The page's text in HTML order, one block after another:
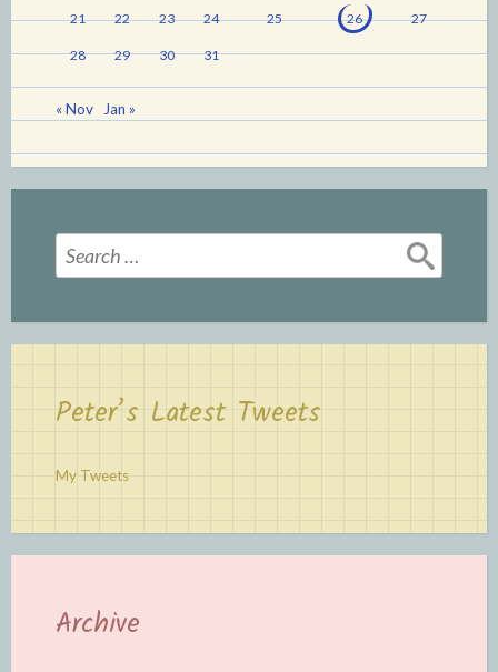
21 22 23 24 25 26 27
28 29 30 31
« Nov Jan »
Search
for:
Peter’s Latest Tweets
My Tweets
Archive